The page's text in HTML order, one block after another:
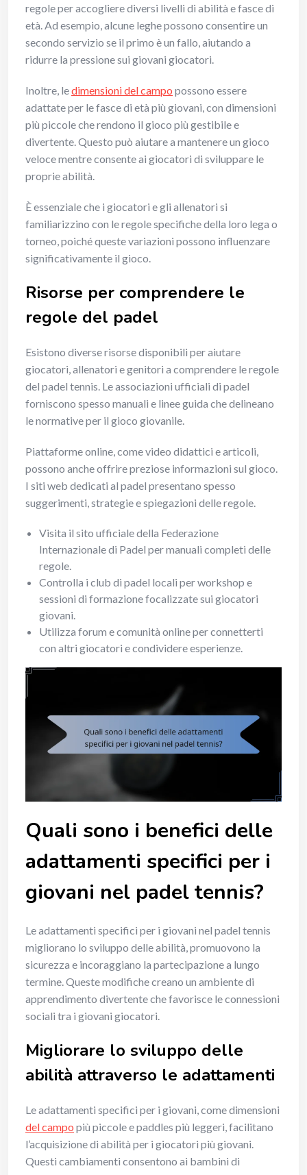
regole per accogliere diversi livelli di abilità e fasce di
età. Ad esempio, alcune leghe possono consentire un
secondo servizio se il primo è un fallo, aiutando a
ridurre la pressione sui giovani giocatori.
Inoltre, ledimensioni del campo possono essere
adattate per le fasce di età più giovani, con dimensioni
più piccole che rendono il gioco più gestibile e
divertente. Questo può aiutare a mantenere un gioco
veloce mentre consente ai giocatori di sviluppare le
proprie abilità.
È essenziale che i giocatori e gli allenatori si
familiarizzino con le regole specifiche della loro lega o
torneo, poiché queste variazioni possono influenzare
significativamente il gioco.
Risorse per comprendere le
regole del padel
Esistono diverse risorse disponibili per aiutare
giocatori, allenatori e genitori a comprendere le regole
del padel tennis. Le associazioni ufficiali di padel
forniscono spesso manuali e linee guida che delineano
le normative per il gioco giovanile.
Piattaforme online, come video didattici e articoli,
possono anche offrire preziose informazioni sul gioco.
I siti web dedicati al padel presentano spesso
suggerimenti, strategie e spiegazioni delle regole.
Visita il sito ufficiale della Federazione
Internazionale di Padel per manuali completi delle
regole.
Controlla i club di padel locali per workshop e
sessioni di formazione focalizzate sui giocatori
giovani.
Utilizza forum e comunità online per connetterti
con altri giocatori e condividere esperienze.
Quali sono i benefici delle
adattamenti specifici per i
giovani nel padel tennis?
Le adattamenti specifici per i giovani nel padel tennis
migliorano lo sviluppo delle abilità, promuovono la
sicurezza e incoraggiano la partecipazione a lungo
termine. Queste modifiche creano un ambiente di
apprendimento divertente che favorisce le connessioni
sociali tra i giovani giocatori.
Migliorare lo sviluppo delle
abilità attraverso le adattamenti
Le adattamenti specifici per i giovani, come dimensioni
del campo più piccole e paddles più leggeri, facilitano
l’acquisizione di abilità per i giocatori più giovani.
Questi cambiamenti consentono ai bambini di